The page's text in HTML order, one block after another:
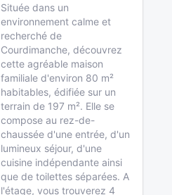
Située dans un
environnement calme et
recherché de
Courdimanche, découvrez
cette agréable maison
familiale d'environ 80 m²
habitables, édifiée sur un
terrain de 197 m². Elle se
compose au rez-de-
chaussée d'une entrée, d'un
lumineux séjour, d'une
cuisine indépendante ainsi
que de toilettes séparées. A
l'étage, vous trouverez 4